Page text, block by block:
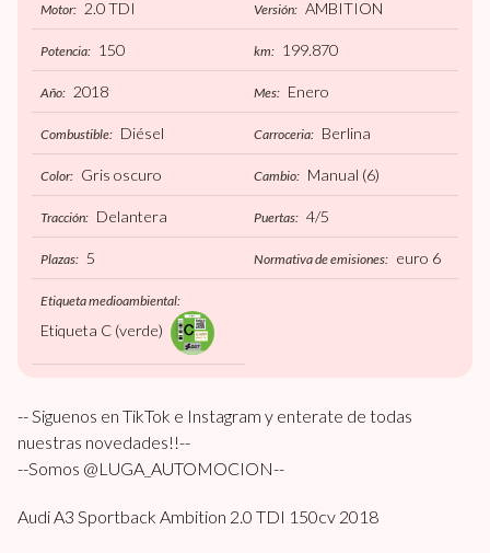
Motor: 2.0 TDI Versión: AMBITION
Potencia: 150 km: 199.870
Año: 2018 Mes: Enero
Combustible: Diésel Carroceria: Berlina
Color: Gris oscuro Cambio: Manual (6)
Tracción: Delantera Puertas: 4/5
Plazas: 5 Normativa de emisiones: euro 6
Etiqueta medioambiental:
Etiqueta C (verde)
-- Siguenos en TikTok e Instagram y enterate de todas
nuestras novedades!!--
--Somos @LUGA_AUTOMOCION--
Audi A3 Sportback Ambition 2.0 TDI 150cv 2018